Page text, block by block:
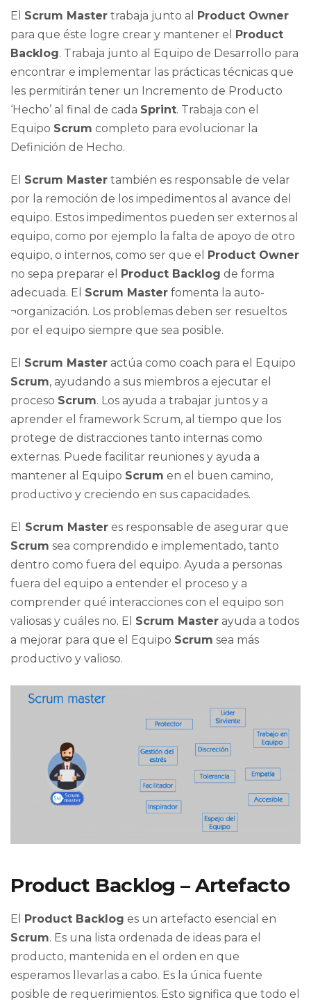
El Scrum Master trabaja junto al Product Owner
para que éste logre crear y mantener el Product
Backlog. Trabaja junto al Equipo de Desarrollo para
encontrar e implementar las prácticas técnicas que
les permitirán tener un Incremento de Producto
‘Hecho’ al final de cada Sprint. Trabaja con el
Equipo Scrum completo para evolucionar la
Definición de Hecho.
El Scrum Master también es responsable de velar
por la remoción de los impedimentos al avance del
equipo. Estos impedimentos pueden ser externos al
equipo, como por ejemplo la falta de apoyo de otro
equipo, o internos, como ser que el Product Owner
no sepa preparar el Product Backlog de forma
adecuada. El Scrum Master fomenta la auto-
¬organización. Los problemas deben ser resueltos
por el equipo siempre que sea posible.
El Scrum Master actúa como coach para el Equipo
Scrum, ayudando a sus miembros a ejecutar el
proceso Scrum. Los ayuda a trabajar juntos y a
aprender el framework Scrum, al tiempo que los
protege de distracciones tanto internas como
externas. Puede facilitar reuniones y ayuda a
mantener al Equipo Scrum en el buen camino,
productivo y creciendo en sus capacidades.
El Scrum Master es responsable de asegurar que
Scrum sea comprendido e implementado, tanto
dentro como fuera del equipo. Ayuda a personas
fuera del equipo a entender el proceso y a
comprender qué interacciones con el equipo son
valiosas y cuáles no. El Scrum Master ayuda a todos
a mejorar para que el Equipo Scrum sea más
productivo y valioso.
Product Backlog – Artefacto
El Product Backlog es un artefacto esencial en
Scrum. Es una lista ordenada de ideas para el
producto, mantenida en el orden en que
esperamos llevarlas a cabo. Es la única fuente
posible de requerimientos. Esto significa que todo el